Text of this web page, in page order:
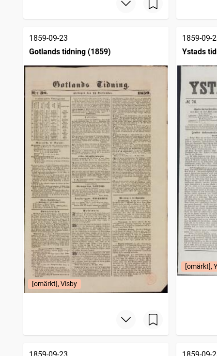
1859-09-23
Gotlands tidning (1859)
[omärkt], Visby
1859-09-
Ystads
[omärkt],